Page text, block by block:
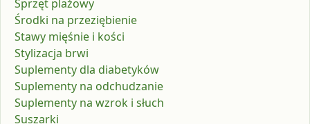
Sprzęt plażowy
Środki na przeziębienie
Stawy mięśnie i kości
Stylizacja brwi
Suplementy dla diabetyków
Suplementy na odchudzanie
Suplementy na wzrok i słuch
Suszarki